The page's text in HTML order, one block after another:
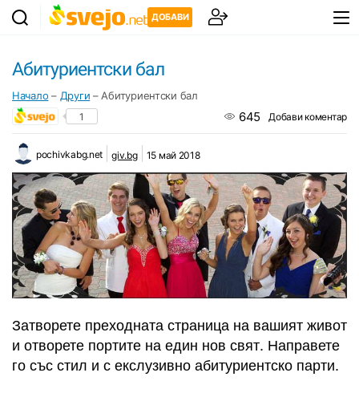
ДОБАВИ
Абитуриентски бал
Начало – Други – Абитуриентски бал
1 645 Добави коментар
pochivkabg.net giv.bg 15 май 2018
Затворете преходната страница на вашият живот
и отворете портите на един нов свят. Направете
го със стил и с екслузивно абитуриентско парти.